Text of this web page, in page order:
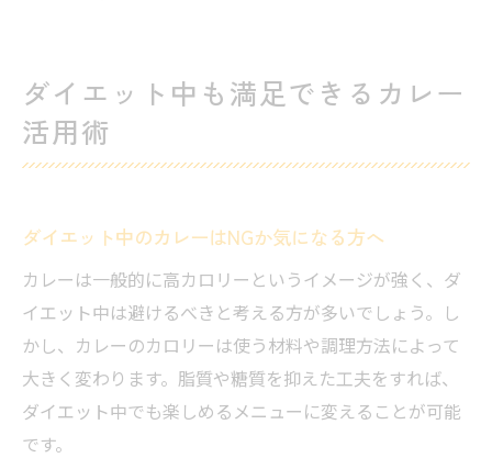
ダイエット中も満足できるカレー
活用術
ダイエット中のカレーはNGか気になる方へ
カレーは一般的に高カロリーというイメージが強く、ダ
イエット中は避けるべきと考える方が多いでしょう。し
かし、カレーのカロリーは使う材料や調理方法によって
大きく変わります。脂質や糖質を抑えた工夫をすれば、
ダイエット中でも楽しめるメニューに変えることが可能
です。